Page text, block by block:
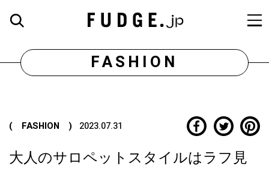
FASHION
( FASHION ) 2023.07.31
大人のサロペットスタイルはラフ見